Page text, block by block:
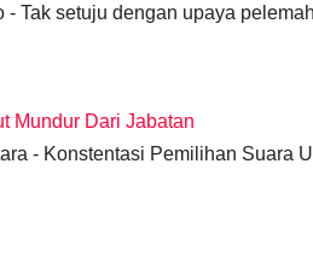
Tak setuju dengan upaya
Mundur Dari Jabatan
- Konstentasi Pemilihan Suara